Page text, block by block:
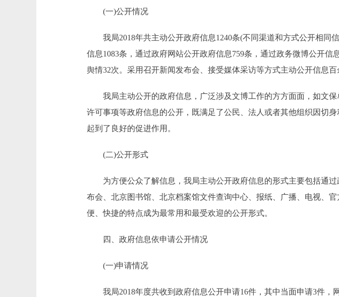
(一)公开情况
我局2018年共主动公开政府信息1240条(不同渠道和方式公开相同
信息1083条，通过政府网站公开政府信息759条，通过政务微博公开
舆情32次。采用召开新闻发布会、接受媒体采访等方式主动公开信息百
我局主动公开的政府信息，广泛涉及文博工作的方方面面，如文保
许可事项等政府信息的公开，既满足了公民、法人或者其他组织因切
起到了良好的促进作用。
(二)公开形式
为方便公众了解信息，我局主动公开政府信息的形式主要包括通过
布会、北京图书馆、北京档案馆文件查询中心、报纸、广播、电视、
便、快捷的特点成为最常用和最受欢迎的公开形式。
四、政府信息依申请公开情况
(一)申请情况
我局2018年度共收到政府信息公开申请16件，其中当面申请3件，